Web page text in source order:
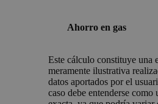
Ahorro en gas
Este cálculo constituye una
meramente ilustrativa
datos aportados por el
caso debe entenderse como